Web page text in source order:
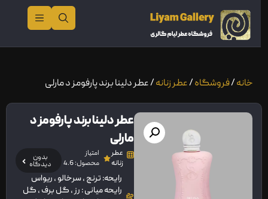
خانه/فروشگاه/عطر زنانه/ عطر دلینا برند پارفومز د مارلی
عطر دلینا برند پارفومز د
مارلی
عطر
زنانه
امتیاز
محصول: 4.6
بدون
دیدگاه
رایحه: ترنج , سرخالو , ریواس
رایحه میانی : رز , گل برف , گل